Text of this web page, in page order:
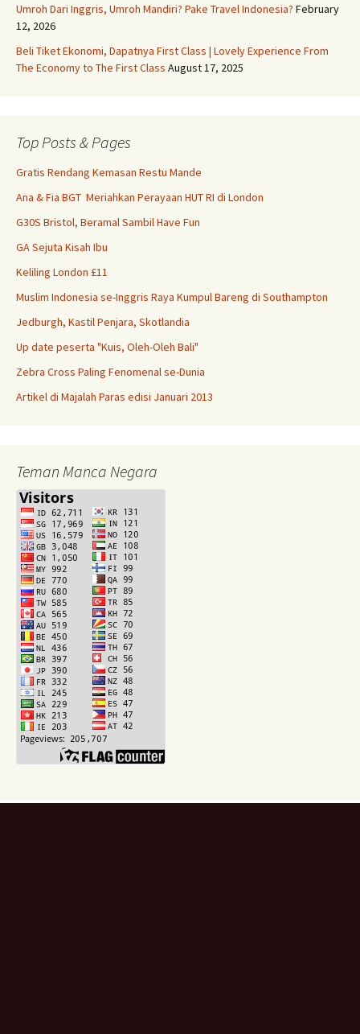
Umroh Dari Inggris, Umroh Mandiri? Pake Travel Indonesia? February
12, 2026
Beli Tiket Ekonomi, Dapatnya First Class | Lovely Experience From
The Economy to The First Class August 17, 2025
Top Posts & Pages
Gratis Rendang Kemasan Restu Mande
Ana & Fia BGT Meriahkan Perayaan HUT RI di London
G30S Bristol, Beramal Sambil Have Fun
GA Sejuta Kisah Ibu
Keliling London £11
Muslim Indonesia se-Inggris Raya Kumpul Bareng di Southampton
Jedburgh, Kastil Penjara, Skotlandia
Up date peserta "Kuis, Oleh-Oleh Bali"
Zebra Cross Paling Fenomenal se-Dunia
Artikel di Majalah Paras edisi Januari 2013
Teman Manca Negara